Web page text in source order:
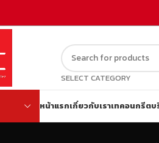
SELECT CATEGORY
หน้าแรกเกี่ยวกับเราเทคอนกรีตบ